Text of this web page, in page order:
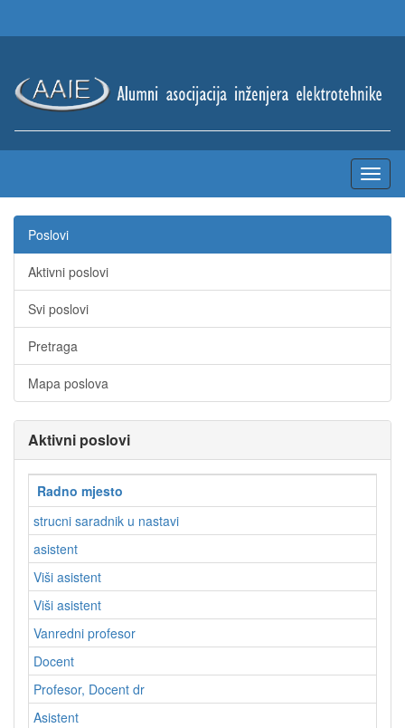
Poslovi
Aktivni poslovi
Svi poslovi
Pretraga
Mapa poslova
Aktivni poslovi
Radno mjesto
strucni saradnik u nastavi
asistent
Viši asistent
Viši asistent
Vanredni profesor
Docent
Profesor, Docent dr
Asistent